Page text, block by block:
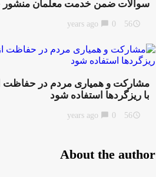
سوالات ضمن خدمت معلمان منشور
access_time
56 years ago
chat_bubble 0
مشارکت و همیاری مردم در
با ریزگردها استفاده شود
access_time
56 years ago
chat_bubble 0
About the author